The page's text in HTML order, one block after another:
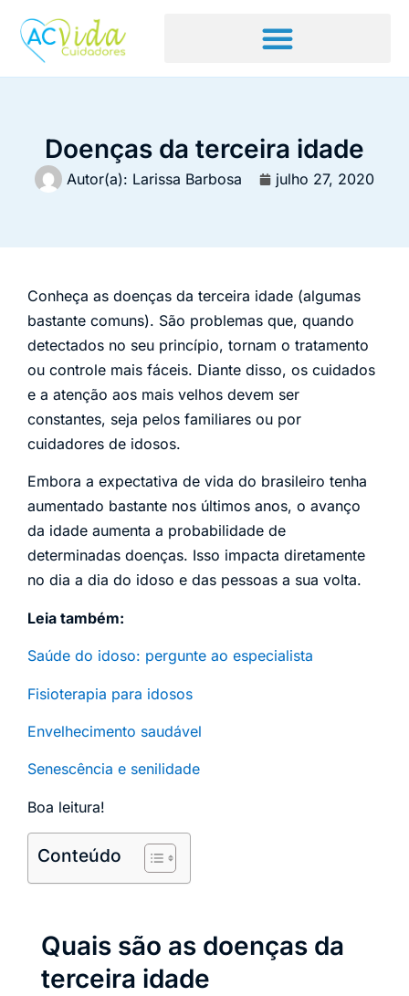
Doenças da terceira idade
Autor(a): Larissa Barbosa julho 27, 2020
Conheça as doenças da terceira idade (algumas
bastante comuns). São problemas que, quando
detectados no seu princípio, tornam o tratamento
ou controle mais fáceis. Diante disso, os cuidados
e a atenção aos mais velhos devem ser
constantes, seja pelos familiares ou por
cuidadores de idosos.
Embora a expectativa de vida do brasileiro tenha
aumentado bastante nos últimos anos, o avanço
da idade aumenta a probabilidade de
determinadas doenças. Isso impacta diretamente
no dia a dia do idoso e das pessoas a sua volta.
Leia também:
Saúde do idoso: pergunte ao especialista
Fisioterapia para idosos
Envelhecimento saudável
Senescência e senilidade
Boa leitura!
Conteúdo
Quais são as doenças da
terceira idade